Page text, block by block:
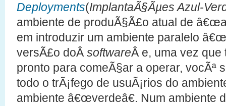
Deployments(ImplantaÃ§Ãµes Azul-
ambiente de produÃ§Ã£o atual de
em introduzir um ambiente paralelo
versÃ£o doÂ softwareÂ e, uma vez que
pronto para comeÃ§ar a operar, vocÃª
todo o trÃ¡fego de usuÃ¡rios do
ambiente â€œverdeâ€. Num ambiente